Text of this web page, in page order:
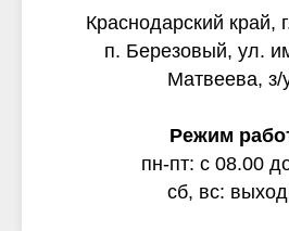
Краснодарский край,
п. Березовый, ул.
Матвеева, з/
Режим
пн-пт: с 08.00
сб, вс: